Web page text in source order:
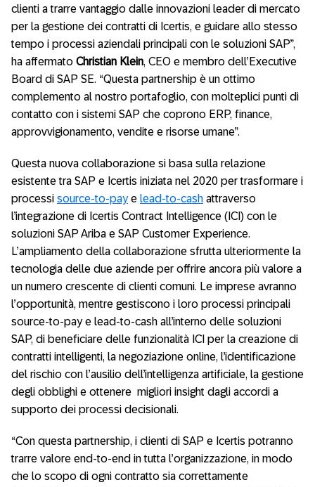
clienti a trarre vantaggio dalle innovazioni leader di mercato
per la gestione dei contratti di Icertis, e guidare allo stesso
tempo i processi aziendali principali con le soluzioni SAP”,
ha affermato Christian Klein, CEO e membro dell’Executive
Board di SAP SE. “Questa partnership è un ottimo
complemento al nostro portafoglio, con molteplici punti di
contatto con i sistemi SAP che coprono ERP, finance,
approvvigionamento, vendite e risorse umane”.
Questa nuova collaborazione si basa sulla relazione
esistente tra SAP e Icertis iniziata nel 2020 per trasformare i
processi source-to-paye lead-to-cash attraverso
l’integrazione di Icertis Contract Intelligence (ICI) con le
soluzioni SAP Ariba e SAP Customer Experience.
L’ampliamento della collaborazione sfrutta ulteriormente la
tecnologia delle due aziende per offrire ancora più valore a
un numero crescente di clienti comuni. Le imprese avranno
l’opportunità, mentre gestiscono i loro processi principali
source-to-pay e lead-to-cash all’interno delle soluzioni
SAP, di beneficiare delle funzionalità ICI per la creazione di
contratti intelligenti, la negoziazione online, l’identificazione
del rischio con l’ausilio dell’intelligenza artificiale, la gestione
degli obblighi e ottenere migliori insight dagli accordi a
supporto dei processi decisionali.
“Con questa partnership, i clienti di SAP e Icertis potranno
trarre valore end-to-end in tutta l’organizzazione, in modo
che lo scopo di ogni contratto sia correttamente